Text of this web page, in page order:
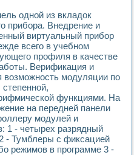
NATIONAL INSTRUMENTS для
стенда для
стенд рентгеновской диагностики
оптоэлектронные
диэлектрических свойств
зарождения и развития
импедансный томограф на
для характеризации
исследовании
процессов получения
технического зрения для контроля
одной из вкладок
прибора. Внедрение и
виртуальный прибор
всего в учебном
профиля в качестве
Верификация и
модуляции по
функциями. На
на передней панели
модулей и
1 - четырех разрядный
- Тумблеры с фиксацией
режимов в программе 3 -